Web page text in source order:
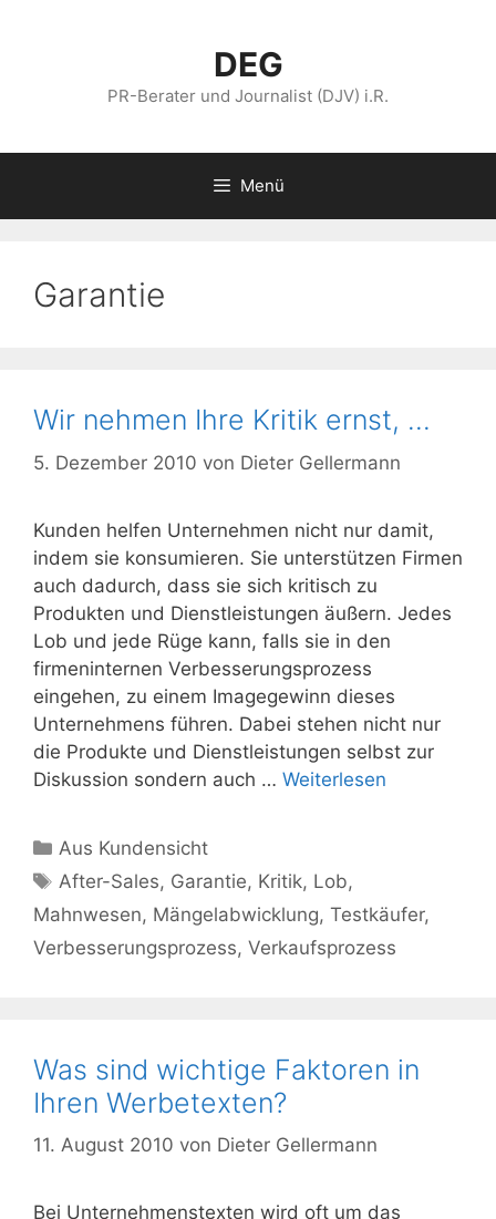
DEG
PR-Berater und Journalist (DJV) i.R.
Menü
Garantie
Wir nehmen Ihre Kritik ernst, …
5. Dezember 2010 von Dieter Gellermann
Kunden helfen Unternehmen nicht nur damit,
indem sie konsumieren. Sie unterstützen Firmen
auch dadurch, dass sie sich kritisch zu
Produkten und Dienstleistungen äußern. Jedes
Lob und jede Rüge kann, falls sie in den
firmeninternen Verbesserungsprozess
eingehen, zu einem Imagegewinn dieses
Unternehmens führen. Dabei stehen nicht nur
die Produkte und Dienstleistungen selbst zur
Diskussion sondern auch … Weiterlesen
Kategorien
Aus Kundensicht
Schlagwörter
After-Sales, Garantie, Kritik, Lob,
Mahnwesen, Mängelabwicklung, Testkäufer,
Verbesserungsprozess, Verkaufsprozess
Was sind wichtige Faktoren in
Ihren Werbetexten?
11. August 2010 von Dieter Gellermann
Bei Unternehmenstexten wird oft um das